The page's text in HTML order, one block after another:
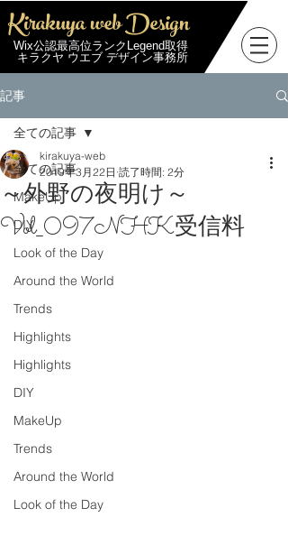
Kirakuya web Design
Wix公認最高位ランクLegend取得
キラクヤ ウエブ デザイン事務所
記事
全ての記事
MakeUp
DIY
Look of the Day
Around the World
Trends
Highlights
Highlights
DIY
MakeUp
Trends
Around the World
Look of the Day
全ての記事
～外野の夜明け～
Vol_097NHK受信料
kirakuya-web
2019年3月22日 読了時間: 2分